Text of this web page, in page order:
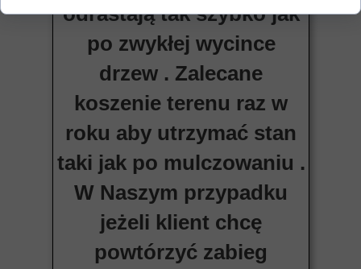
odrastają tak szybko jak
po zwykłej wycince
drzew . Zalecane
koszenie terenu raz w
roku aby utrzymać stan
taki jak po mulczowaniu .
W Naszym przypadku
jeżeli klient chcę
powtórzyć zabieg